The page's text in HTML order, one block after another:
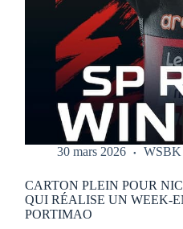
HEURES
MOTOS
SUR
LE
CIRCUIT
BUGATTI
LE
MANS
30 mars 2026 WSBK
CARTON PLEIN POUR
QUI RÉALISE UN WEEK-
PORTIMAO